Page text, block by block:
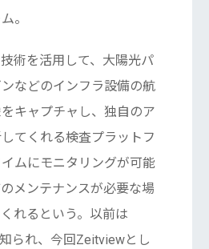
。
術を活用して、大陽光パ
などのインフラ設備の航
キャプチャし、独自のア
てくれる検査プラットフ
ムにモニタリングが可能
メンテナンスが必要な場
れるという。以前は
られ、今回Zeitviewとし